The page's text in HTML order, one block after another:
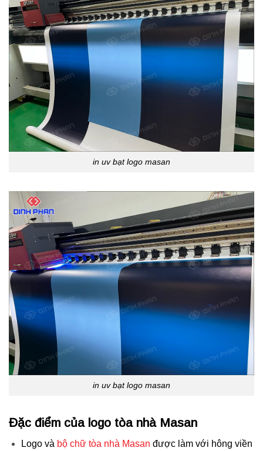
in uv bạt logo masan
in uv bạt logo masan
Đặc điểm của logo tòa nhà Masan
Logo và bộ chữ tòa nhà Masan được làm với hông viền